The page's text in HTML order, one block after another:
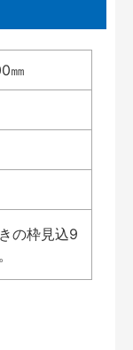
㎜
の枠見込9